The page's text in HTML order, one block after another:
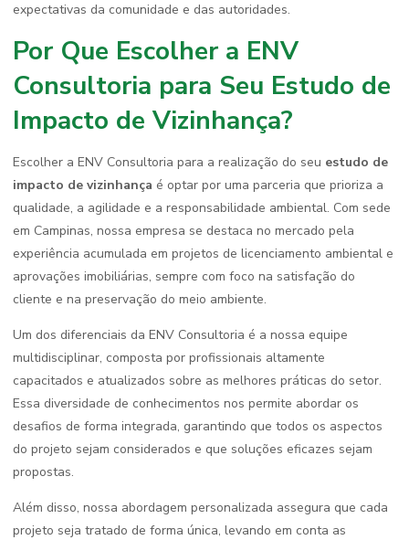
expectativas da comunidade e das autoridades.
Por Que Escolher a ENV
Consultoria para Seu Estudo de
Impacto de Vizinhança?
Escolher a ENV Consultoria para a realização do seu estudo de
impacto de vizinhança é optar por uma parceria que prioriza a
qualidade, a agilidade e a responsabilidade ambiental. Com sede
em Campinas, nossa empresa se destaca no mercado pela
experiência acumulada em projetos de licenciamento ambiental e
aprovações imobiliárias, sempre com foco na satisfação do
cliente e na preservação do meio ambiente.
Um dos diferenciais da ENV Consultoria é a nossa equipe
multidisciplinar, composta por profissionais altamente
capacitados e atualizados sobre as melhores práticas do setor.
Essa diversidade de conhecimentos nos permite abordar os
desafios de forma integrada, garantindo que todos os aspectos
do projeto sejam considerados e que soluções eficazes sejam
propostas.
Além disso, nossa abordagem personalizada assegura que cada
projeto seja tratado de forma única, levando em conta as